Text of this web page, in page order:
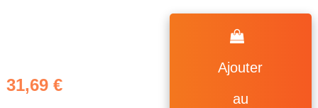
31,69 €
Ajouter
au